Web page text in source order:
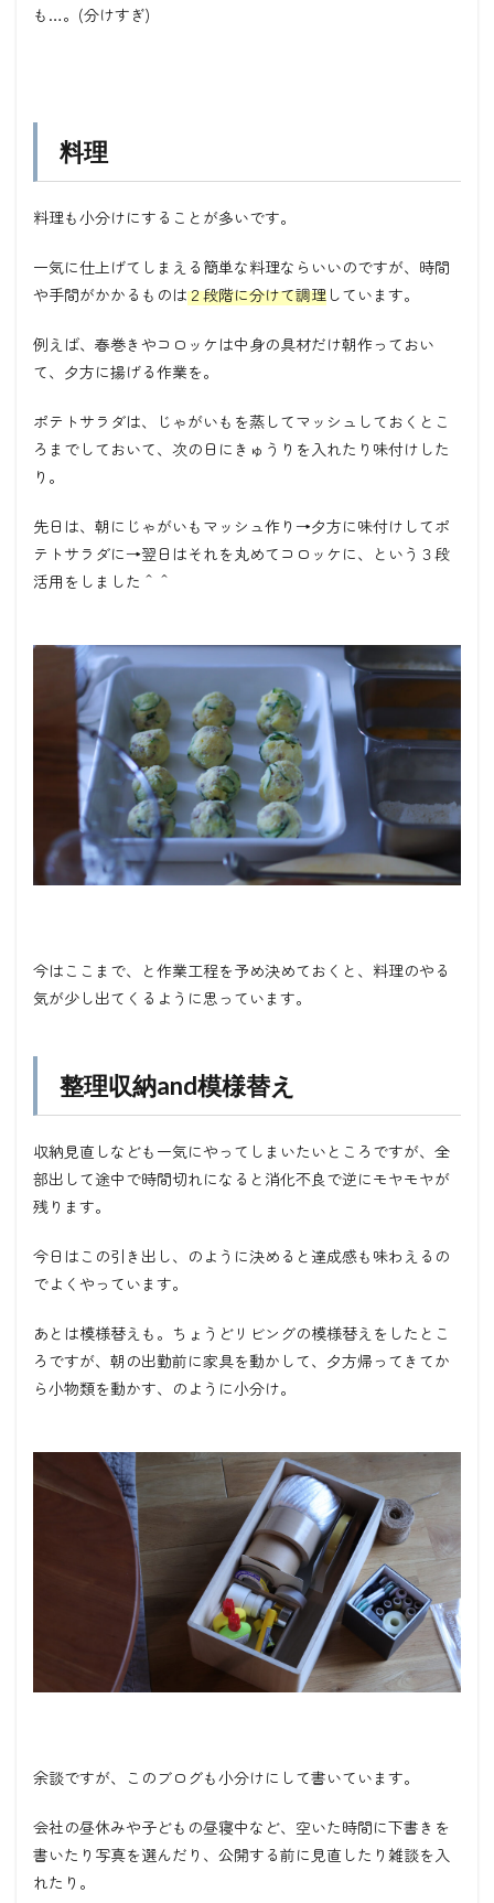
も…。(分けすぎ)
料理
料理も小分けにすることが多いです。
一気に仕上げてしまえる簡単な料理ならいいのですが、時間
や手間がかかるものは２段階に分けて調理 しています。
例えば、春巻きやコロッケは中身の具材だけ朝作っておい
て、夕方に揚げる作業を。
ポテトサラダは、じゃがいもを蒸してマッシュしておくとこ
ろまでしておいて、次の日にきゅうりを入れたり味付けした
り。
先日は、朝にじゃがいもマッシュ作り→夕方に味付けしてポ
テトサラダに→翌日はそれを丸めてコロッケに、という３段
活用をしました＾＾
今はここまで、と作業工程を予め決めておくと、料理のやる
気が少し出てくるように思っています。
整理収納and模様替え
収納見直しなども一気にやってしまいたいところですが、全
部出して途中で時間切れになると消化不良で逆にモヤモヤが
残ります。
今日はこの引き出し、のように決めると達成感も味わえるの
でよくやっています。
あとは模様替えも。ちょうどリビングの模様替えをしたとこ
ろですが、朝の出勤前に家具を動かして、夕方帰ってきてか
ら小物類を動かす、のように小分け。
余談ですが、このブログも小分けにして書いています。
会社の昼休みや子どもの昼寝中など、空いた時間に下書きを
書いたり写真を選んだり、公開する前に見直したり雑談を入
れたり。